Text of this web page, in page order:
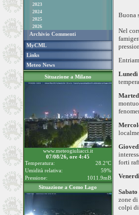
2023
2024
2025
2026
Archivio Commenti
MyCML
Links
Meteo News
Situazione a Milano
www.meteogiuliacci.it
07/08/26, ore 4:45
Temperatura:
28.2°C
Umidità relativa:
59%
Pressione:
1011.9mB
Situazione a Como Lago
Buona
Nel
forti
Sabato
zone
colpi di